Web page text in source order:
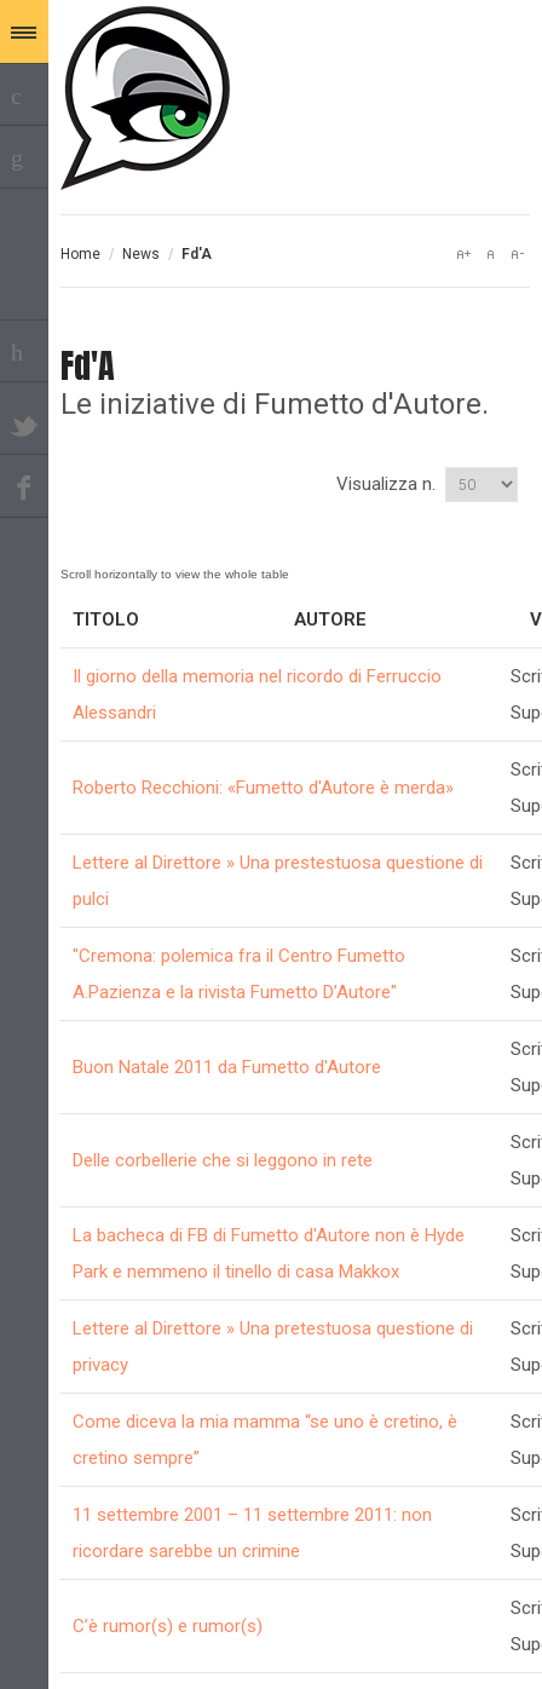
Home / News / Fd'A
Fd'A
Le iniziative di Fumetto d'Autore.
Visualizza n.
TITOLO AUTORE
Il giorno della memoria nel ricordo di Ferruccio
Alessandri
Roberto Recchioni: «Fumetto d'Autore è merda»
Lettere al Direttore » Una prestestuosa questione di
pulci
"Cremona: polemica fra il Centro Fumetto
A.Pazienza e la rivista Fumetto D’Autore"
Buon Natale 2011 da Fumetto d'Autore
Delle corbellerie che si leggono in rete
La bacheca di FB di Fumetto d'Autore non è Hyde
Park e nemmeno il tinello di casa Makkox
Lettere al Direttore » Una pretestuosa questione di
privacy
Come diceva la mia mamma “se uno è cretino, è
cretino sempre”
11 settembre 2001 – 11 settembre 2011: non
ricordare sarebbe un crimine
C’è rumor(s) e rumor(s)